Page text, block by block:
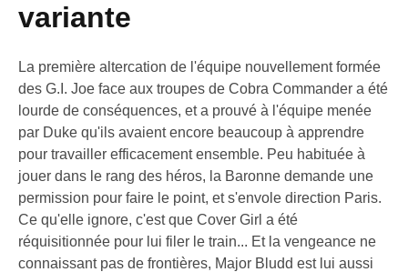
variante
La première altercation de l'équipe nouvellement formée
des G.I. Joe face aux troupes de Cobra Commander a été
lourde de conséquences, et a prouvé à l'équipe menée
par Duke qu'ils avaient encore beaucoup à apprendre
pour travailler efficacement ensemble. Peu habituée à
jouer dans le rang des héros, la Baronne demande une
permission pour faire le point, et s'envole direction Paris.
Ce qu'elle ignore, c'est que Cover Girl a été
réquisitionnée pour lui filer le train... Et la vengeance ne
connaissant pas de frontières, Major Bludd est lui aussi